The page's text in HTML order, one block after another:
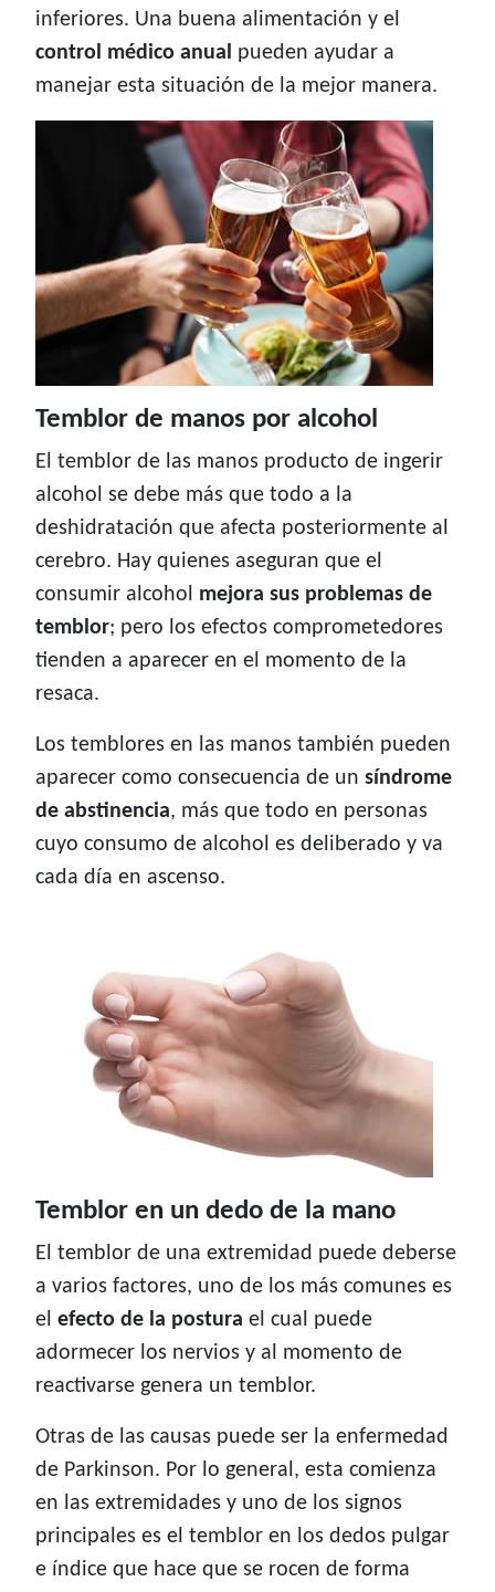
inferiores. Una buena alimentación y el
control médico anual pueden ayudar a
manejar esta situación de la mejor manera.
Temblor de manos por alcohol
El temblor de las manos producto de ingerir
alcohol se debe más que todo a la
deshidratación que afecta posteriormente al
cerebro. Hay quienes aseguran que el
consumir alcohol mejora sus problemas de
temblor; pero los efectos comprometedores
tienden a aparecer en el momento de la
resaca.
Los temblores en las manos también pueden
aparecer como consecuencia de un síndrome
de abstinencia, más que todo en personas
cuyo consumo de alcohol es deliberado y va
cada día en ascenso.
Temblor en un dedo de la mano
El temblor de una extremidad puede deberse
a varios factores, uno de los más comunes es
el efecto de la postura el cual puede
adormecer los nervios y al momento de
reactivarse genera un temblor.
Otras de las causas puede ser la enfermedad
de Parkinson. Por lo general, esta comienza
en las extremidades y uno de los signos
principales es el temblor en los dedos pulgar
e índice que hace que se rocen de forma